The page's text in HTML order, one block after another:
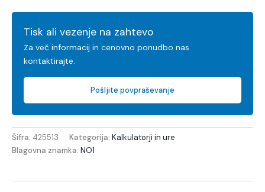
Tisk ali vezenje na zahtevo
Za več informacij in cenovno ponudbo nas
kontaktirajte.
Pošljite povpraševanje
Šifra: 425513 Kategorija: Kalkulatorji in ure
Blagovna znamka: NO1